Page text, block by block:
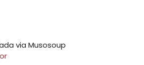
via Musosoup